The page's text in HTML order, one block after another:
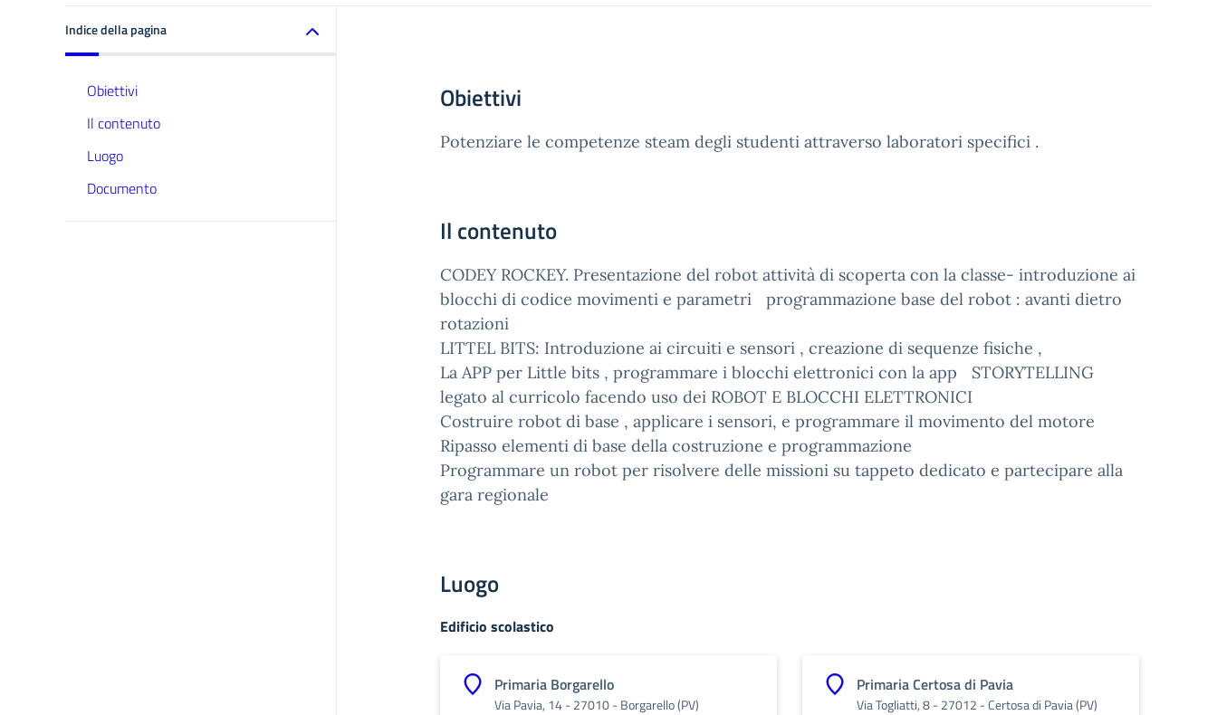
Indice della pagina
Obiettivi
Il contenuto
Luogo
Documento
Obiettivi
Potenziare le competenze steam degli studenti attraverso laboratori specifici .
Il contenuto
CODEY ROCKEY. Presentazione del robot attività di scoperta con la classe- introduzione ai
blocchi di codice movimenti e parametri programmazione base del robot : avanti dietro
rotazioni
LITTEL BITS: Introduzione ai circuiti e sensori , creazione di sequenze fisiche ,
La APP per Little bits , programmare i blocchi elettronici con la app STORYTELLING
legato al curricolo facendo uso dei ROBOT E BLOCCHI ELETTRONICI
Costruire robot di base , applicare i sensori, e programmare il movimento del motore
Ripasso elementi di base della costruzione e programmazione
Programmare un robot per risolvere delle missioni su tappeto dedicato e partecipare alla
gara regionale
Luogo
Edificio scolastico
Primaria Borgarello
Via Pavia, 14 - 27010 - Borgarello (PV)
Primaria Certosa di Pavia
Via Togliatti, 8 - 27012 - Certosa di Pavia (PV)